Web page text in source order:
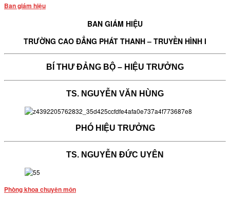
Ban giám hiệu
BAN GIÁM HIỆU
TRƯỜNG CAO ĐẲNG PHÁT THANH – TRUYỀN HÌNH I
BÍ THƯ ĐẢNG BỘ – HIỆU TRƯỞNG
TS. NGUYỄN VĂN HÙNG
PHÓ HIỆU TRƯỞNG
TS. NGUYỄN ĐỨC UYÊN
Phòng khoa chuyên môn